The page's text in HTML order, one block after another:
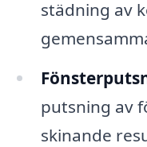
städning av
putsning av
skinande